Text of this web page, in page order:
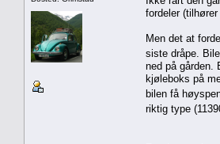
fordeler
Men det at
siste dråpe.
ned på gården.
kjøleboks på
bilen få
riktig type